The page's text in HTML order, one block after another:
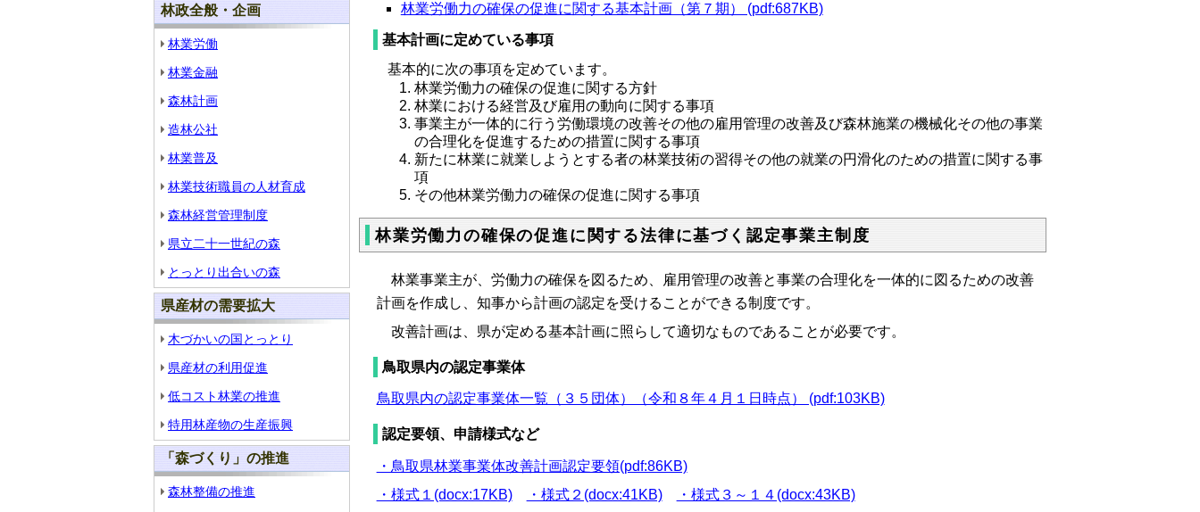
林政全般・企画
林業労働
林業金融
森林計画
造林公社
林業普及
林業技術職員の人材育成
森林経営管理制度
県立二十一世紀の森
とっとり出合いの森
県産材の需要拡大
木づかいの国とっとり
県産材の利用促進
低コスト林業の推進
特用林産物の生産振興
「森づくり」の推進
森林整備の推進
林業労働力の確保の促進に関する基本計画（第７期） (pdf:687KB)
基本計画に定めている事項
基本的に次の事項を定めています。
林業労働力の確保の促進に関する方針
林業における経営及び雇用の動向に関する事項
事業主が一体的に行う労働環境の改善その他の雇用管理の改善及び森林施業の機械化その他の事業
の合理化を促進するための措置に関する事項
新たに林業に就業しようとする者の林業技術の習得その他の就業の円滑化のための措置に関する事
項
その他林業労働力の確保の促進に関する事項
林業労働力の確保の促進に関する法律に基づく認定事業主制度
林業事業主が、労働力の確保を図るため、雇用管理の改善と事業の合理化を一体的に図るための改善
計画を作成し、知事から計画の認定を受けることができる制度です。
改善計画は、県が定める基本計画に照らして適切なものであることが必要です。
鳥取県内の認定事業体
鳥取県内の認定事業体一覧（３５団体）（令和８年４月１日時点） (pdf:103KB)
認定要領、申請様式など
・鳥取県林業事業体改善計画認定要領(pdf:86KB)
・様式１(docx:17KB)
・様式２(docx:41KB) ・様式３～１４(docx:43KB)